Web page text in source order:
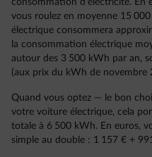
consommation d’électricité. En
vous roulez en moyenne 15
électrique consommera
la consommation électrique
autour des 3 500 kWh par an,
(aux prix du kWh de novembre
Quand vous optez — le bon
votre voiture électrique, cela
totale à 6 500 kWh. En euros,
simple au double : 1 157 € +